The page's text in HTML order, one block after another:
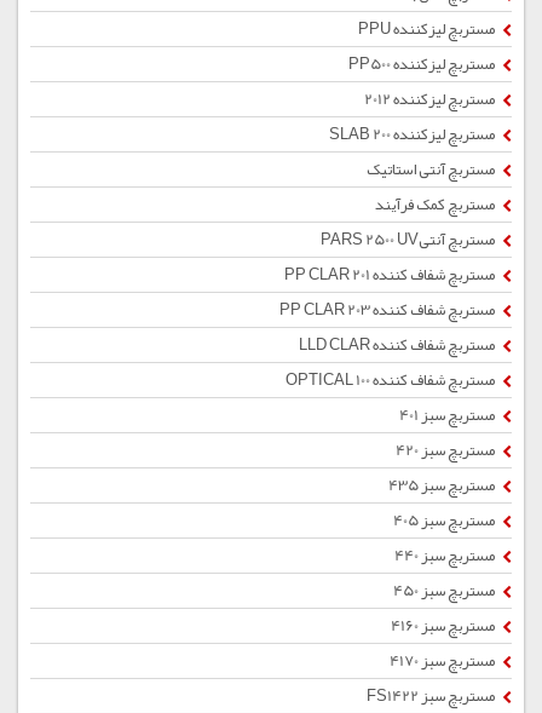
مستربچ لیزکننده PPU
مستربچ لیزکننده PP500
مستربچ لیزکننده 2012
مستربچ لیزکننده SLAB 200
مستربچ آنتی استاتیک
مستربچ کمک فرآیند
مستربچ آنتیPARS 2500 UV
مستربچ شفاف کننده PP CLAR 201
مستربچ شفاف کننده PP CLAR 203
مستربچ شفاف کننده LLD CLAR
مستربچ شفاف کننده OPTICAL 100
مستربچ سبز 401
مستربچ سبز 420
مستربچ سبز 435
مستربچ سبز 405
مستربچ سبز 440
مستربچ سبز 450
مستربچ سبز 4160
مستربچ سبز 4170
مستربچ سبز FS1422